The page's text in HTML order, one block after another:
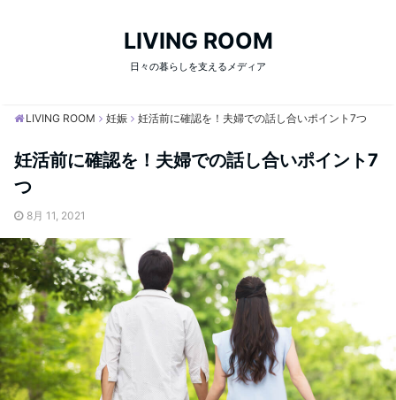
LIVING ROOM
日々の暮らしを支えるメディア
LIVING ROOM 妊娠 妊活前に確認を！夫婦での話し合いポイント7つ
妊活前に確認を！夫婦での話し合いポイント7
つ
8月 11, 2021